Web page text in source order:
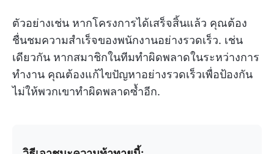
ตัวอย่างเช่น หากโครงการได้เสร็จสิ้นแล้ว คุณต้อง
ชื่นชมความสำเร็จของพนักงานอย่างรวดเร็ว. เช่น
เดียวกัน หากสมาชิกในทีมทำผิดพลาดในระหว่างการ
ทำงาน คุณต้องแก้ไขปัญหาอย่างรวดเร็วเพื่อป้องกัน
ไม่ให้พวกเขาทำผิดพลาดซ้ำอีก.